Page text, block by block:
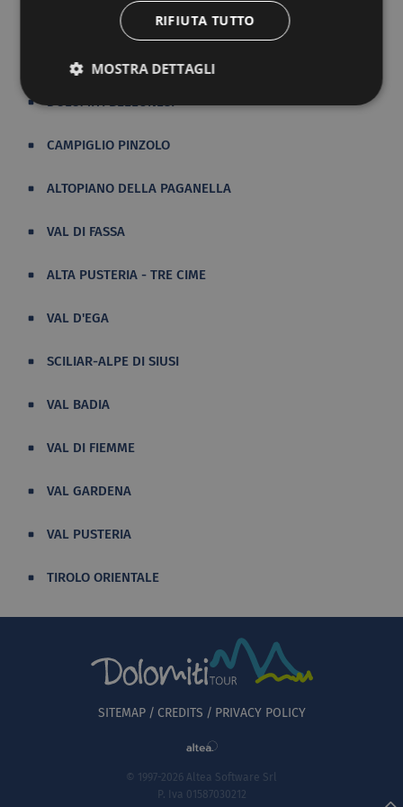
DOLOMITI AMPEZZANE
DOLOMITI BELLUNESI
CAMPIGLIO PINZOLO
ALTOPIANO DELLA PAGANELLA
VAL DI FASSA
ALTA PUSTERIA - TRE CIME
VAL D'EGA
SCILIAR-ALPE DI SIUSI
VAL BADIA
VAL DI FIEMME
VAL GARDENA
VAL PUSTERIA
TIROLO ORIENTALE
SITEMAP CREDITS PRIVACY POLICY
© 1997-2026 Altea Software Srl
P. Iva 01587030212
RIFIUTA TUTTO
MOSTRA DETTAGLI